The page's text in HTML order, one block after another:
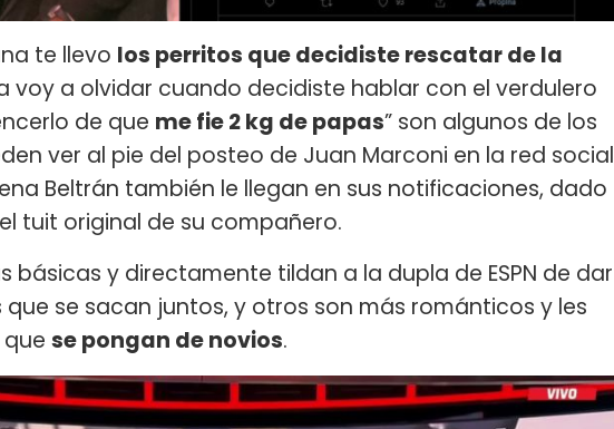
te llevo los perritos que decidiste rescatar de la
voy a olvidar cuando decidiste hablar con el verdulero
de que me fie 2 kg de papas” son algunos de los
ver al pie del posteo de Juan Marconi en la red social
Beltrán también le llegan en sus notificaciones, dado
tuit original de su compañero.
básicas y directamente tildan a la dupla de ESPN de dar
que se sacan juntos, y otros son más románticos y les
se pongan de novios.